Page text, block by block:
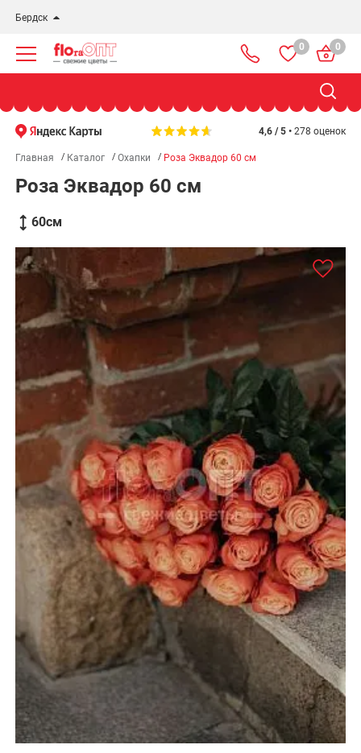
Бердск
Новосибирск
Бердск
0 0
4,6 / 5 • 278 оценок
Главная Каталог Охапки Роза Эквадор 60 см
Роза Эквадор 60 см
60см